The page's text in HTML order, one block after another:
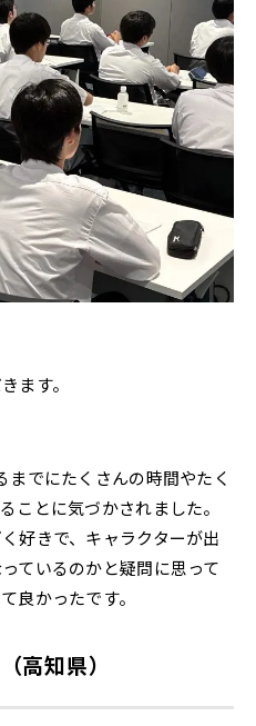
ます。
までにたくさんの時間やたく
ことに気づかされました。
好きで、キャラクターが出
ているのかと疑問に思って
良かったです。
高知県）